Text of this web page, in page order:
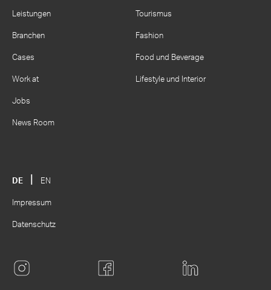
Leistungen
Branchen
Cases
Work at
Jobs
News Room
Tourismus
Fashion
Food und Beverage
Lifestyle und Interior
DE EN
Impressum
Datenschutz